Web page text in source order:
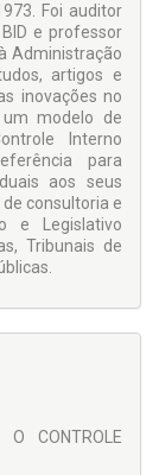
tenho
e diretrizes
internos não
pela
mostre um
para fins de
Tenho
nesse
dispostos a
e, mesmo em
de procurar
de ficar se
Foi auditor
e professor
Administração
artigos e
inovações no
um modelo de
Interno
para
aos seus
consultoria e
e Legislativo
Tribunais de
CONTROLE